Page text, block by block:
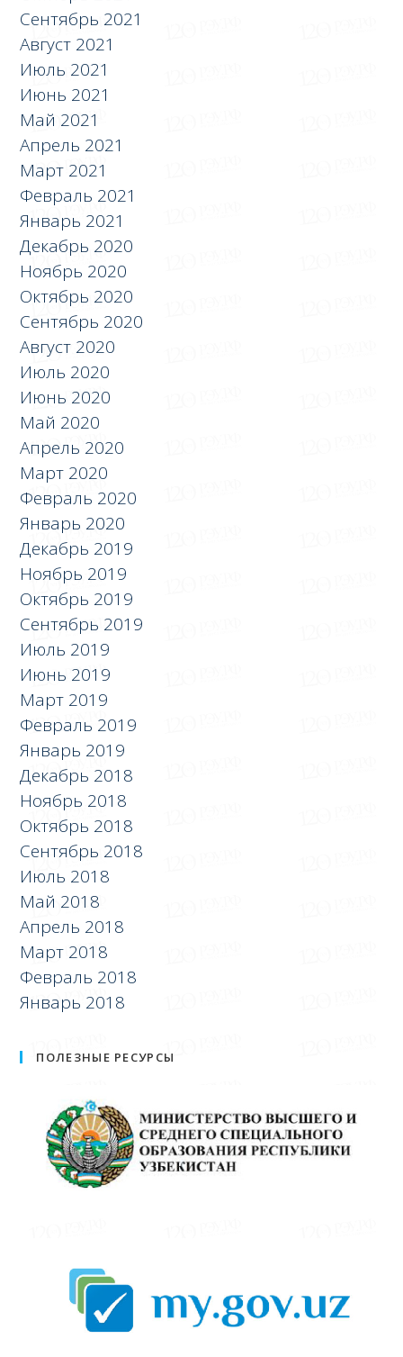
Сентябрь 2021
Август 2021
Июль 2021
Июнь 2021
Май 2021
Апрель 2021
Март 2021
Февраль 2021
Январь 2021
Декабрь 2020
Ноябрь 2020
Октябрь 2020
Сентябрь 2020
Август 2020
Июль 2020
Июнь 2020
Май 2020
Апрель 2020
Март 2020
Февраль 2020
Январь 2020
Декабрь 2019
Ноябрь 2019
Октябрь 2019
Сентябрь 2019
Июль 2019
Июнь 2019
Март 2019
Февраль 2019
Январь 2019
Декабрь 2018
Ноябрь 2018
Октябрь 2018
Сентябрь 2018
Июль 2018
Май 2018
Апрель 2018
Март 2018
Февраль 2018
Январь 2018
ПОЛЕЗНЫЕ РЕСУРСЫ